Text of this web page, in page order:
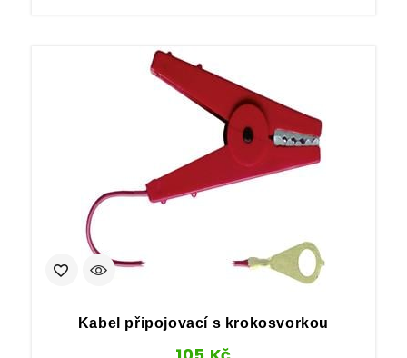
Kabel připojovací s krokosvorkou